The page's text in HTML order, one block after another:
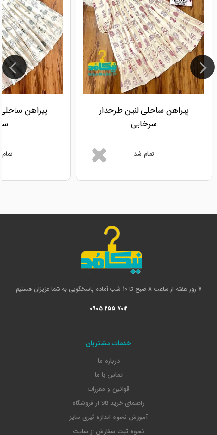
پیراهن ساحلی لنین طرحدار
سرخابی
تمام شد
پیراهن
7 روز هفته از ساعت 8 صبح تا 10 شب آماده پاسخگویی به شما عزیزان هستیم
0905 255 7012
خدمات مشتریان
درباره ما
تماس با ما
قوانین و مقررات
راهنمای خرید کالا از فروشگاه
آموزش نحوه اندازه گیری سایز
نحوه ثبت سفارش از سایت